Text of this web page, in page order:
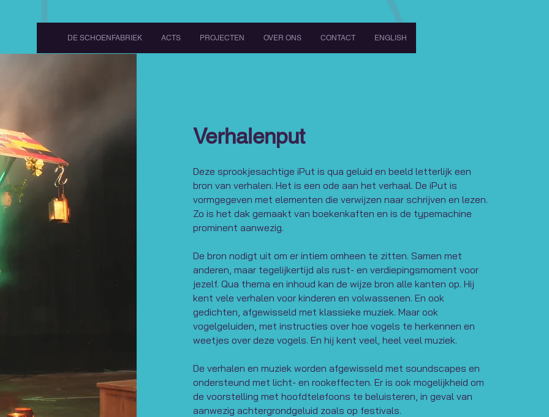
DE SCHOENFABRIEK ACTS PROJECTEN OVER ONS CONTACT ENGLISH
Verhalenput
Deze sprookjesachtige iPut is qua geluid en beeld letterlijk een
bron van verhalen. Het is een ode aan het verhaal. De iPut is
vormgegeven met elementen die verwijzen naar schrijven en lezen.
Zo is het dak gemaakt van boekenkaften en is de typemachine
prominent aanwezig.
De bron nodigt uit om er intiem omheen te zitten. Samen met
anderen, maar tegelijkertijd als rust- en verdiepingsmoment voor
jezelf. Qua thema en inhoud kan de wijze bron alle kanten op. Hij
kent vele verhalen voor kinderen en volwassenen. En ook
gedichten, afgewisseld met klassieke muziek. Maar ook
vogelgeluiden, met instructies over hoe vogels te herkennen en
weetjes over deze vogels. En hij kent veel, heel veel muziek.
De verhalen en muziek worden afgewisseld met soundscapes en
ondersteund met licht- en rookeffecten. Er is ook mogelijkheid om
de voorstelling met hoofdtelefoons te beluisteren, in geval van
aanwezig achtergrondgeluid zoals op festivals.